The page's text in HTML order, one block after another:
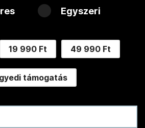
Egyszeri
19 990 Ft 49 990 Ft
támogatás